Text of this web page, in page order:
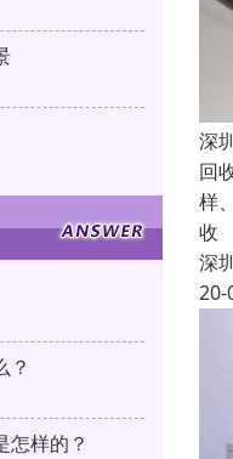
？
怎样的？
深
回
样
收
深
20-